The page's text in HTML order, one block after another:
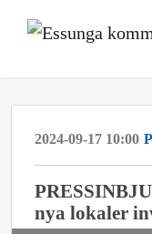
2024-09-17 10:00
nya lokaler